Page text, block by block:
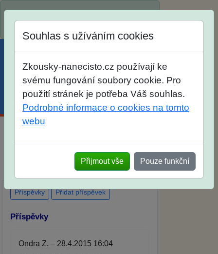
SŠ? Vaše ohlasy po skutečných
přijímacích zkouškách
Souhlas s užíváním cookies
Zkousky-nanecisto.cz používají ke
svému fungování soubory cookie. Pro
použití stránek je potřeba Váš souhlas.
Podrobné informace o cookies na tomto
webu
Přijmout vše Pouze funkční
Příspěvky Přidat příspěvek
Příspěvky
Ondra Z. – 28.4.2015 16:04